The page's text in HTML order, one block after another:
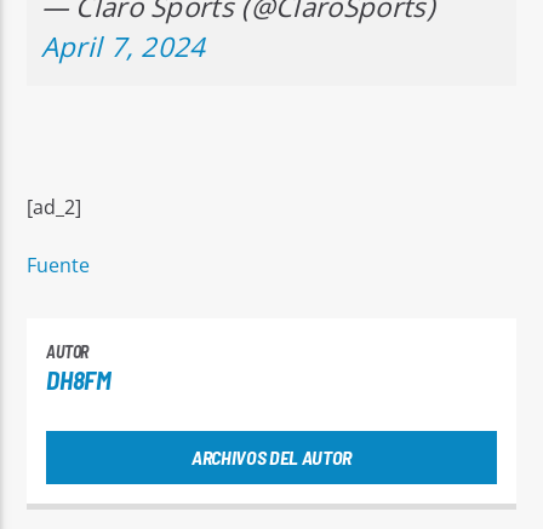
April 7, 2024
[ad_2]
Fuente
AUTOR
DH8FM
ARCHIVOS DEL AUTOR